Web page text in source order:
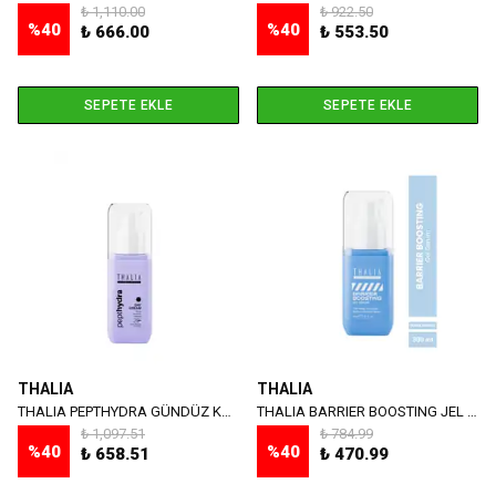
%40
₺ 1,110.00
₺ 666.00
SEPETE EKLE
%40
₺ 922.50
₺ 553.50
SEPETE EKLE
THALIA
THALIA PEPTHYDRA GÜNDÜZ KREMİ 50 ML
%40
₺ 1,097.51
₺ 658.51
THALIA
THALIA BARRIER BOOSTING JEL SERUM 30 ML
%40
₺ 784.99
₺ 470.99